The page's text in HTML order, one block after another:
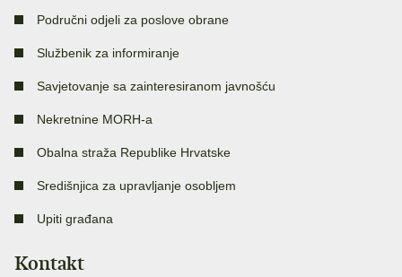
Područni odjeli za poslove obrane
Službenik za informiranje
Savjetovanje sa zainteresiranom javnošću
Nekretnine MORH-a
Obalna straža Republike Hrvatske
Središnjica za upravljanje osobljem
Upiti građana
Kontakt